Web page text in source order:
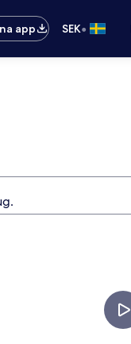
app
SEK•